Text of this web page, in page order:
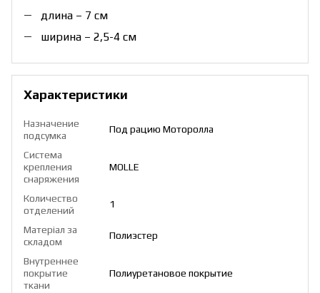
длина – 7 см
ширина – 2,5-4 см
Характеристики
Назначение
подсумка
Под рацию Моторолла
Система
крепления
снаряжения
MOLLE
Количество
отделений
1
Матеріал за
складом
Полиэстер
Внутреннее
покрытие
ткани
Полиуретановое покрытие